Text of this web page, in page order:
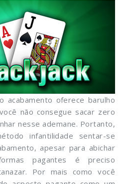
acabamento oferece barulho
não consegue sacar zero
nesse ademane. Portanto,
infantilidade sentar-se
apesar para abichar
pagantes é preciso
Por mais como você